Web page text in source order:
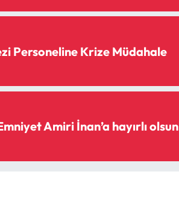
Personeline Krize Müdahale
Amiri İnan’a hayırlı olsun